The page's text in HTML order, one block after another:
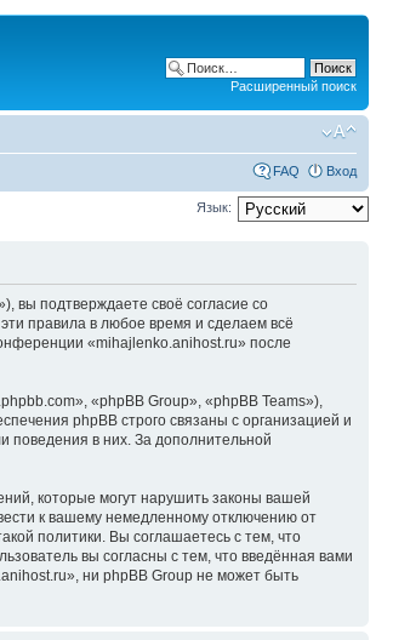
Расширенный поиск
FAQ Вход
Язык:
вы подтверждаете своё согласие со
правила в любое время и сделаем всё
«mihajlenko.anihost.ru» после
«phpBB Group», «phpBB Teams»),
phpBB строго связаны с организацией и
поведения в них. За дополнительной
которые могут нарушить законы вашей
к вашему немедленному отключению от
политики. Вы соглашаетесь с тем, что
вы согласны с тем, что введённая вами
ни phpBB Group не может быть